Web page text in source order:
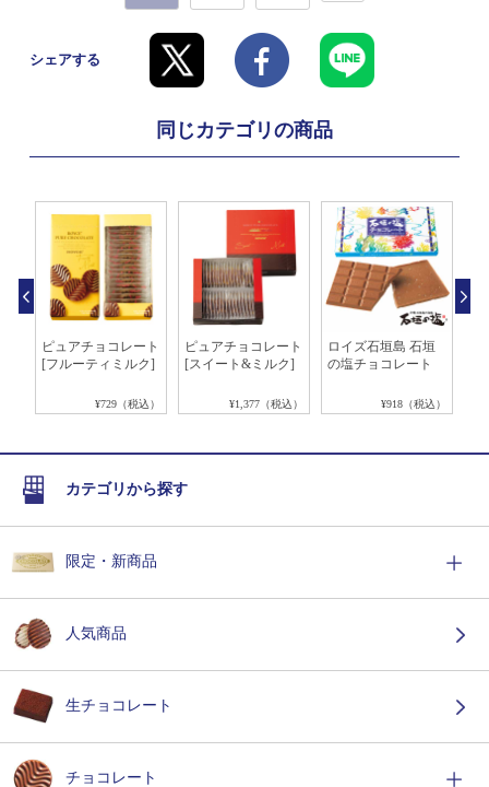
シェアする
同じカテゴリの商品
ピュアチョコレート
[フルーティミルク]
¥729（税込）
ピュアチョコレート
[スイート&ミルク]
¥1,377（税込）
ロイズ石垣島 石垣
の塩チョコレート
¥918（税込）
カテゴリから探す
限定・新商品
人気商品
生チョコレート
チョコレート